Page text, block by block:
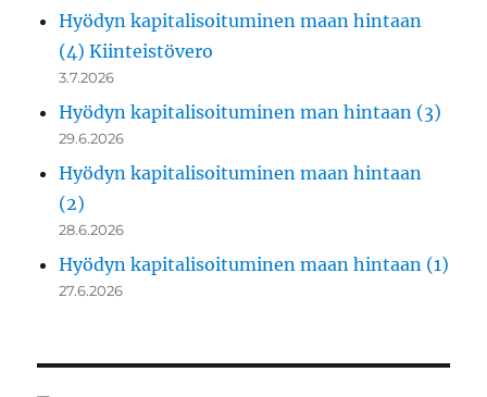
Hyödyn kapitalisoituminen maan hintaan
(4) Kiinteistövero
3.7.2026
Hyödyn kapitalisoituminen man hintaan (3)
29.6.2026
Hyödyn kapitalisoituminen maan hintaan
(2)
28.6.2026
Hyödyn kapitalisoituminen maan hintaan (1)
27.6.2026